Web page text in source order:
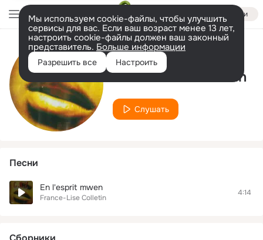
Войти
Мы используем cookie-файлы, чтобы улучшить
сервисы для вас. Если ваш возраст менее 13 лет,
настроить cookie-файлы должен ваш законный
представитель. Больше информации
Разрешить все Настроить
Исполнитель
France-Lise Colletin
Слушать
Песни
En l'esprit mwen
France-Lise Colletin
4:14